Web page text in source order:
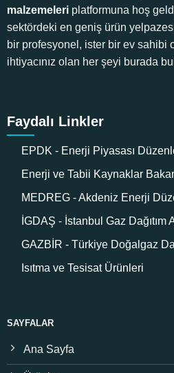
malzemeleriplatformuna hoş
sektördeki en geniş ürün
bir profesyonel, ister bir ev sahibi
ihtiyacınız olan her şeyi burada
Faydalı Linkler
EPDK - Enerji Piyasası
Enerji ve Tabii Kaynaklar
MEDREG - Akdeniz Enerji
İGDAŞ - İstanbul Gaz Dağıtım
GAZBİR - Türkiye Doğalgaz
Isıtma ve Tesisat Ürünleri
SAYFALAR
Ana Sayfa